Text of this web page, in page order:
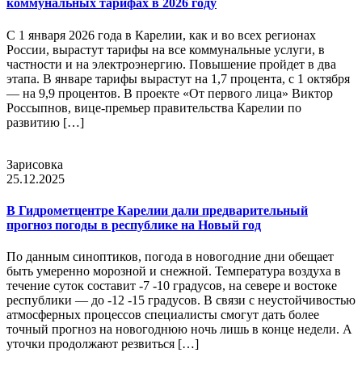
коммунальных тарифах в 2026 году
С 1 января 2026 года в Карелии, как и во всех регионах
России, вырастут тарифы на все коммунальные услуги, в
частности и на электроэнергию. Повышение пройдет в два
этапа. В январе тарифы вырастут на 1,7 процента, с 1 октября
— на 9,9 процентов. В проекте «От первого лица» Виктор
Россыпнов, вице-премьер правительства Карелии по
развитию […]
Зарисовка
25.12.2025
В Гидрометцентре Карелии дали предварительный
прогноз погоды в республике на Новый год
По данным синоптиков, погода в новогодние дни обещает
быть умеренно морозной и снежной. Температура воздуха в
течение суток составит -7 -10 градусов, на севере и востоке
республики — до -12 -15 градусов. В связи с неустойчивостью
атмосферных процессов специалисты смогут дать более
точный прогноз на новогоднюю ночь лишь в конце недели. А
уточки продолжают резвиться […]